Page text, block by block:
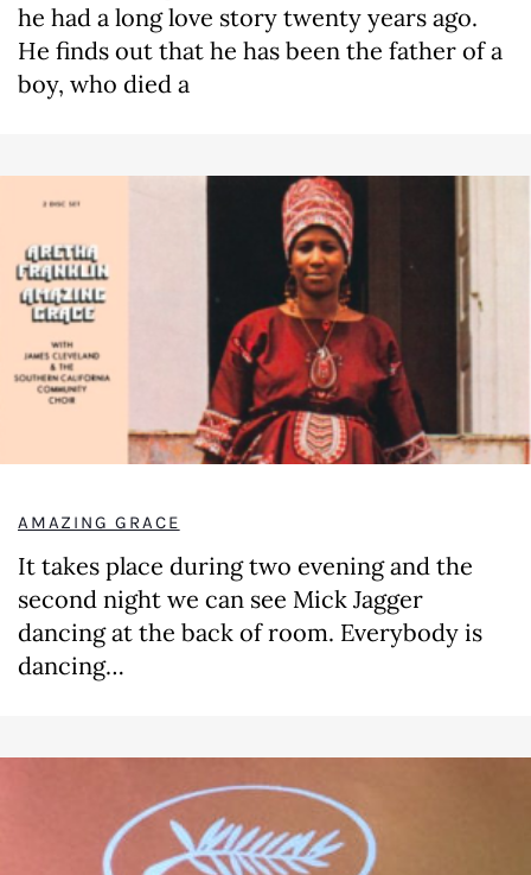
he had a long love story twenty years ago.
He finds out that he has been the father of a
boy, who died a
AMAZING GRACE
It takes place during two evening and the
second night we can see Mick Jagger
dancing at the back of room. Everybody is
dancing…